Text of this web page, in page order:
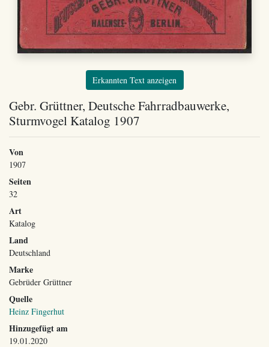
Erkannten Text anzeigen
Gebr. Grüttner, Deutsche Fahrradbauwerke,
Sturmvogel Katalog 1907
Von
1907
Seiten
32
Art
Katalog
Land
Deutschland
Marke
Gebrüder Grüttner
Quelle
Heinz Fingerhut
Hinzugefügt am
19.01.2020